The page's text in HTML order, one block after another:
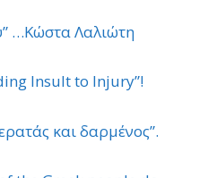
…Κώστα Λαλιώτη
Insult to Injury”!
και δαρμένος”.